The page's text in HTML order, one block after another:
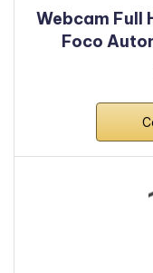
Webcam Full
Foco